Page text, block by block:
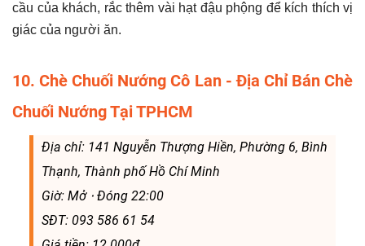
cầu của khách, rắc thêm vài hạt đậu phộng để kích thích vị
giác của người ăn.
10. Chè Chuối Nướng Cô Lan - Địa Chỉ Bán Chè
Chuối Nướng Tại TPHCM
Địa chỉ: 141 Nguyễn Thượng Hiền, Phường 6, Bình
Thạnh, Thành phố Hồ Chí Minh
Giờ: Mở ⋅ Đóng 22:00
SĐT: 093 586 61 54